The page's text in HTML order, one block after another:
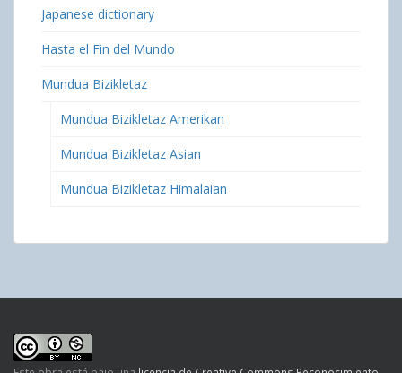
Japanese dictionary
Hasta el Fin del Mundo
Mundua Bizikletaz
Mundua Bizikletaz Amerikan
Mundua Bizikletaz Asian
Mundua Bizikletaz Himalaian